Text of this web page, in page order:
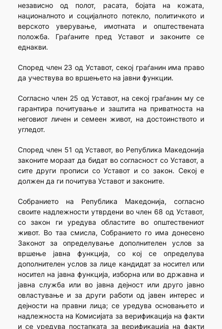
независно од полот, расата, бојата на кожата,
националното и социјалното потекло, политичкото и
верското уверување, имотната и општествената
положба. Граѓаните пред Уставот и законите се
еднакви.
Според член 23 од Уставот, секој граѓанин има право
да учествува во вршењето на јавни функции.
Согласно член 25 од Уставот, на секој граѓанин му се
гарантира почитување и заштита на приватноста на
неговиот личен и семеен живот, на достоинството и
угледот.
Според член 51 од Уставот, во Република Македонија
законите мораат да бидат во согласност со Уставот, a
сите други прописи со Уставот и со закон. Секој е
должен да ги почитува Уставот и законите.
Собранието на Република Македонија, согласно
своите надлежности утврдени во член 68 од Уставот,
со закон ги уредува областите во општествениот
живот. Во таа смисла, Собранието го има донесено
Законот за определување дополнителен услов за
вршење јавна функција, со кој се определува
дополнителен услов за лице кандидат за носител или
носител на јавна функција, изборна или во државна и
јавна служба или во јавна дејност или друго јавно
овластување и за други работи од јавен интерес и
дејности на правни лица; се уредува основањето и
надлежноста на Комисијата за верификација на факти
и се уредува постапката за верификација на факти